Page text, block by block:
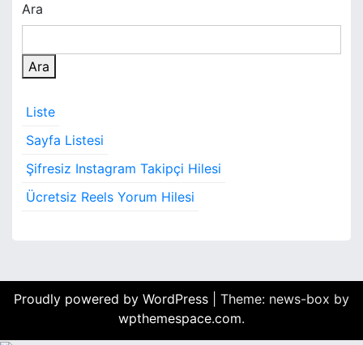
z
ı
g
e
z
i
n
s
Ara
Ara
Liste
Sayfa Listesi
Şifresiz Instagram Takipçi Hilesi
Ücretsiz Reels Yorum Hilesi
Proudly powered by WordPress
Theme: news-box by
wpthemespace.com.